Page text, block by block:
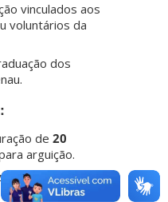
vinculados aos
voluntários da
dos
de20
arguição.
em sessões